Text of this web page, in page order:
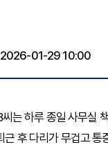
2026-01-29 10:00
는 하루 종일 사무실
후 다리가 무겁고